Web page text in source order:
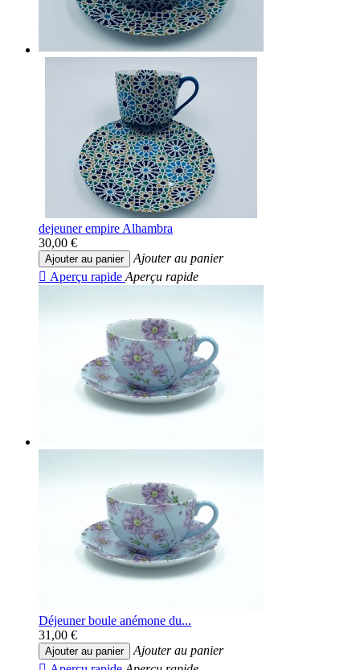
dejeuner empire Alhambra
30,00 €
Ajouter au panier
Ajouter au panier
 Aperçu rapide Aperçu rapide
Déjeuner boule anémone du...
31,00 €
Ajouter au panier
Ajouter au panier